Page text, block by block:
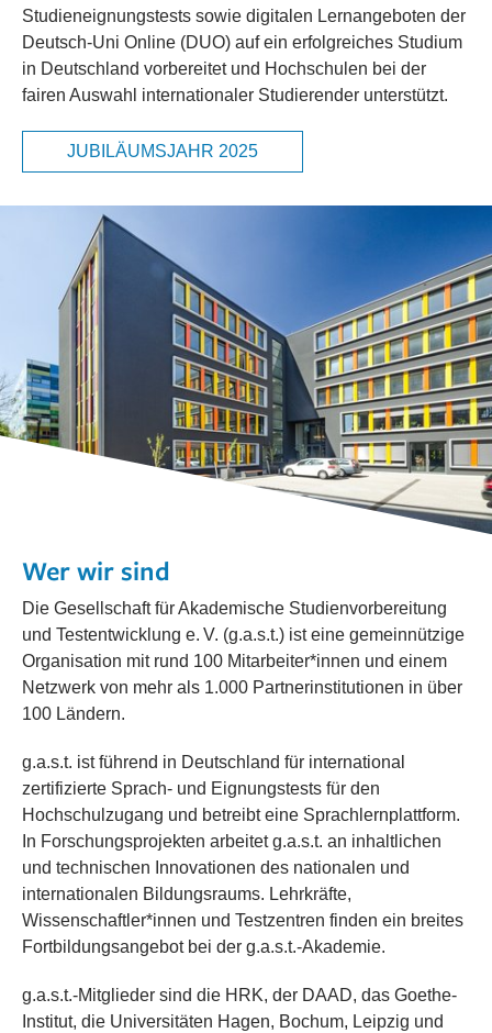
Studieneignungstests sowie digitalen Lernangeboten der
Deutsch-Uni Online (DUO) auf ein erfolgreiches Studium
in Deutschland vorbereitet und Hochschulen bei der
fairen Auswahl internationaler Studierender unterstützt.
JUBILÄUMSJAHR 2025
Wer wir sind
Die Gesellschaft für Akademische Studienvorbereitung
und Testentwicklung e. V. (g.a.s.t.) ist eine gemeinnützige
Organisation mit rund 100 Mitarbeiter*innen und einem
Netzwerk von mehr als 1.000 Partnerinstitutionen in über
100 Ländern.
g.a.s.t. ist führend in Deutschland für international
zertifizierte Sprach- und Eignungstests für den
Hochschulzugang und betreibt eine Sprachlernplattform.
In Forschungsprojekten arbeitet g.a.s.t. an inhaltlichen
und technischen Innovationen des nationalen und
internationalen Bildungsraums. Lehrkräfte,
Wissenschaftler*innen und Testzentren finden ein breites
Fortbildungsangebot bei der g.a.s.t.-Akademie.
g.a.s.t.-Mitglieder sind die HRK, der DAAD, das Goethe-
Institut, die Universitäten Hagen, Bochum, Leipzig und